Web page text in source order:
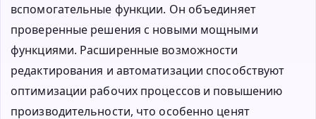
вспомогательные функции. Он объединяет
проверенные решения с новыми мощными
функциями. Расширенные возможности
редактирования и автоматизации способствуют
оптимизации рабочих процессов и повышению
производительности, что особенно ценят